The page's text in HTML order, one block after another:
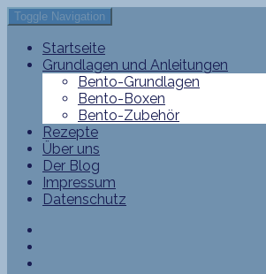
Toggle Navigation
Startseite
Grundlagen und Anleitungen
Bento-Grundlagen
Bento-Boxen
Bento-Zubehör
Rezepte
Über uns
Der Blog
Impressum
Datenschutz